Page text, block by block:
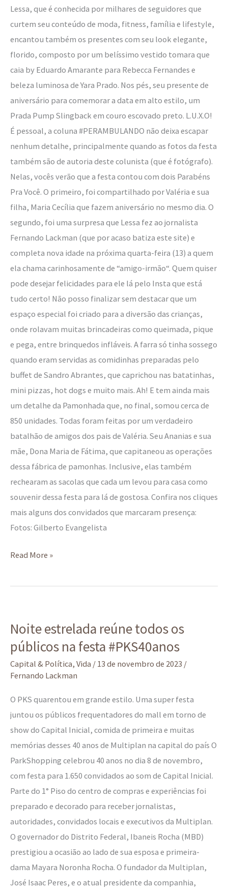
Lessa, que é conhecida por milhares de seguidores que
curtem seu conteúdo de moda, fitness, família e lifestyle,
encantou também os presentes com seu look elegante,
florido, composto por um belíssimo vestido tomara que
caia by Eduardo Amarante para Rebecca Fernandes e
beleza luminosa de Yara Prado. Nos pés, seu presente de
aniversário para comemorar a data em alto estilo, um
Prada Pump Slingback em couro escovado preto. L.U.X.O!
É pessoal, a coluna #PERAMBULANDO não deixa escapar
nenhum detalhe, principalmente quando as fotos da festa
também são de autoria deste colunista (que é fotógrafo).
Nelas, vocês verão que a festa contou com dois Parabéns
Pra Você. O primeiro, foi compartilhado por Valéria e sua
filha, Maria Cecília que fazem aniversário no mesmo dia. O
segundo, foi uma surpresa que Lessa fez ao jornalista
Fernando Lackman (que por acaso batiza este site) e
completa nova idade na próxima quarta-feira (13) a quem
ela chama carinhosamente de “amigo-irmão“. Quem quiser
pode desejar felicidades para ele lá pelo Insta que está
tudo certo! Não posso finalizar sem destacar que um
espaço especial foi criado para a diversão das crianças,
onde rolavam muitas brincadeiras como queimada, pique
e pega, entre brinquedos infláveis. A farra só tinha sossego
quando eram servidas as comidinhas preparadas pelo
buffet de Sandro Abrantes, que caprichou nas batatinhas,
mini pizzas, hot dogs e muito mais. Ah! E tem ainda mais
um detalhe da Pamonhada que, no final, somou cerca de
850 unidades. Todas foram feitas por um verdadeiro
batalhão de amigos dos pais de Valéria. Seu Ananias e sua
mãe, Dona Maria de Fátima, que capitaneou as operações
dessa fábrica de pamonhas. Inclusive, elas também
rechearam as sacolas que cada um levou para casa como
souvenir dessa festa para lá de gostosa. Confira nos cliques
mais alguns dos convidados que marcaram presença:
Fotos: Gilberto Evangelista
Read More »
Noite estrelada reúne todos os
públicos na festa #PKS40anos
Capital & Política, Vida / 13 de novembro de 2023 /
Fernando Lackman
O PKS quarentou em grande estilo. Uma super festa
juntou os públicos frequentadores do mall em torno de
show do Capital Inicial, comida de primeira e muitas
memórias desses 40 anos de Multiplan na capital do país O
ParkShopping celebrou 40 anos no dia 8 de novembro,
com festa para 1.650 convidados ao som de Capital Inicial.
Parte do 1° Piso do centro de compras e experiências foi
preparado e decorado para receber jornalistas,
autoridades, convidados locais e executivos da Multiplan.
O governador do Distrito Federal, Ibaneis Rocha (MBD)
prestigiou a ocasião ao lado de sua esposa e primeira-
dama Mayara Noronha Rocha. O fundador da Multiplan,
José Isaac Peres, e o atual presidente da companhia,
estrelada
reúne
todos
os
festa
#PKS40anos